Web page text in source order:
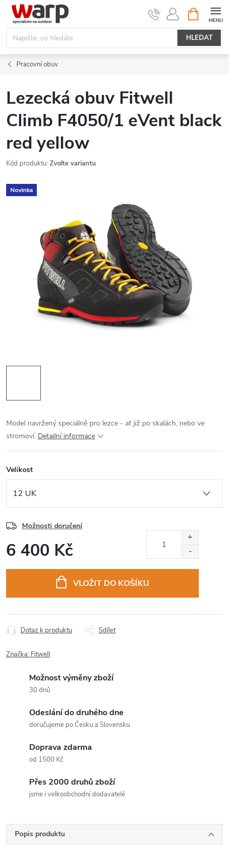
Přejít
obsah
HLEDAT
NÁKUPNÍ
KOŠÍK
Pracovní obuv
Lezecká obuv Fitwell
Climb F4050/1 eVent black
red yellow
Kód produktu: Zvolte variantu
Novinka
Model navržený speciálně pro lezce - ať již po skalách, nebo ve
stromoví. Detailní informace
Velikost
Možnosti doručení
6 400 Kč
VLOŽIT DO KOŠÍKU
Dotaz k produktu Sdílet
Značka: Fitwell
Možnost výměny zboží
30 dnů
Odeslání do druhého dne
doručujeme po Česku a Slovensku
Doprava zdarma
od 1500 Kč
Přes 2000 druhů zboží
jsme i velkoobchodní dodavatelé
Popis produktu